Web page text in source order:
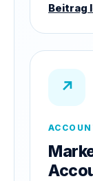
Beitrag
↗